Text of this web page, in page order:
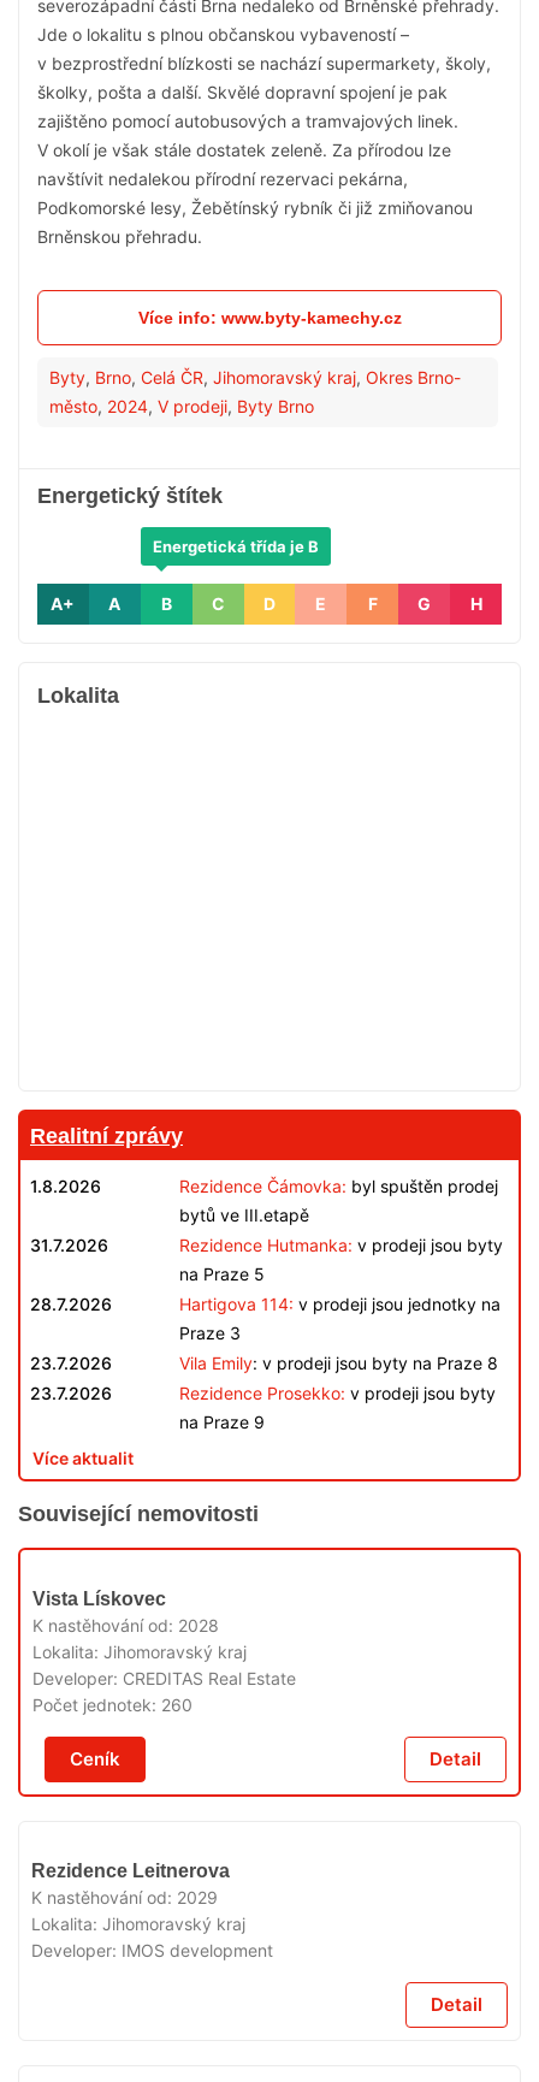
severozápadní části Brna nedaleko od Brněnské přehrady.
Jde o lokalitu s plnou občanskou vybaveností –
v bezprostřední blízkosti se nachází supermarkety, školy,
školky, pošta a další. Skvělé dopravní spojení je pak
zajištěno pomocí autobusových a tramvajových linek.
V okolí je však stále dostatek zeleně. Za přírodou lze
navštívit nedalekou přírodní rezervaci pekárna,
Podkomorské lesy, Žebětínský rybník či již zmiňovanou
Brněnskou přehradu.
Více info: www.byty-kamechy.cz
Byty, Brno, Celá ČR, Jihomoravský kraj, Okres Brno-
město, 2024, V prodeji, Byty Brno
Energetický štítek
A+ A B
Energetická třída je B
C D E F G H
Lokalita
Realitní zprávy
1.8.2026 Rezidence Čámovka: byl spuštěn prodej
bytů ve III.etapě
31.7.2026
Rezidence Hutmanka: v prodeji jsou byty
na Praze 5
28.7.2026
Hartigova 114: v prodeji jsou jednotky na
Praze 3
23.7.2026
Vila Emily: v prodeji jsou byty na Praze 8
23.7.2026
Rezidence Prosekko: v prodeji jsou byty
na Praze 9
Více aktualit
Související nemovitosti
Vista Lískovec
K nastěhování od: 2028
Lokalita: Jihomoravský kraj
Developer: CREDITAS Real Estate
Počet jednotek: 260
Ceník Detail
Rezidence Leitnerova
K nastěhování od: 2029
Lokalita: Jihomoravský kraj
Developer: IMOS development
Detail